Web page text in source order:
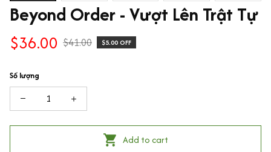
Beyond Order - Vượt Lên Trật Tự
$36.00 $41.00 $5.00 OFF
Số lượng
Add to cart